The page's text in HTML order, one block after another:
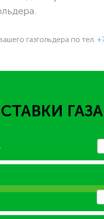
газгольдера по тел.
ГАЗА